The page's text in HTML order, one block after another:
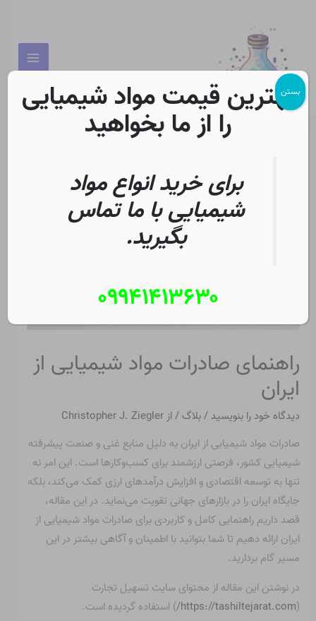
Menu
راهنمای صادرات مواد شیمیایی از
ایران
دیدگاه‌ خود را بنویسید /بلاگ / ازChristopher J. Ziegler
صادرات مواد شیمیایی از ایران به دلیل منابع غنی و صنعت پیشرفته
شیمیایی کشور، فرصتی ارزشمند برای کسب‌وکارها است. این امر نه
تنها به توسعه اقتصادی و افزایش درآمدهای ارزی کمک می‌کند، بلکه
جایگاه ایران را در بازارهای جهانی تقویت می‌نماید. در این مقاله،
قصد داریم راهنمایی کامل و کاربردی برای صادرات مواد شیمیایی از
ایران ارائه دهیم تا شما بتوانید با اطمینان و آگاهی بیشتر در این
مسیر گام بردارید.
در نوشتن این مقاله از محتوای سایت تسهیل تجارت
(
https://tashiltejarat.com/ ) استفاده گردیده است.
نوشته
بهترین قیمت مواد شیمیایی
را از ما بخواهید
برای خرید انواع مواد
شیمیایی با ما تماس
بگیرید.
۰۹۹۴۱۴۱۳۶۳۰
بستن